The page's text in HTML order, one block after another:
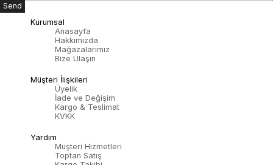
Send
Kurumsal
Anasayfa
Hakkımızda
Mağazalarımız
Bize Ulaşın
Müşteri İlişkileri
Üyelik
İade ve Değişim
Kargo & Teslimat
KVKK
Yardım
Müşteri Hizmetleri
Toptan Satış